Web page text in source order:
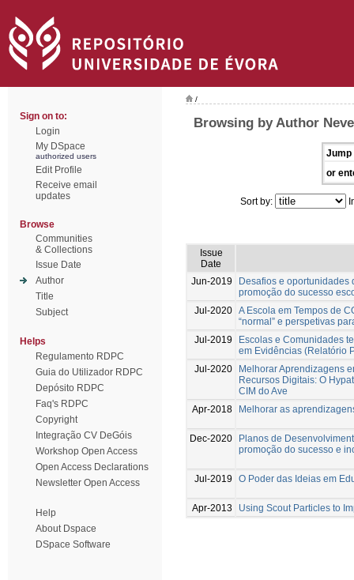
Sign on to:
Login
My DSpace
authorized users
Edit Profile
Receive email
updates
Browse
Communities
& Collections
Issue Date
Author
Title
Subject
Helps
Regulamento RDPC
Guia do Utilizador RDPC
Depósito RDPC
Faq's RDPC
Copyright
Integração CV DeGóis
Workshop Open Access
Open Access Declarations
Newsletter Open Access
Help
About Dspace
DSpace Software
/
Browsing by Author
Jump
or
Sort by:
Issue
Date
Jun-2019
Desafios e oportunidades
promoção do sucesso
Jul-2020 A Escola em Tempos de
“normal” e perspetivas
Jul-2019
Escolas e Comunidades
em Evidências (Relatório
Jul-2020
Melhorar Aprendizagens
Recursos Digitais: O
CIM do Ave
Apr-2018
Melhorar as
Dec-2020
Planos de
promoção do sucesso e
Jul-2019 O Poder das Ideias em
Apr-2013 Using Scout Particles to